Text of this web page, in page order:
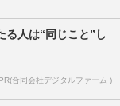
る人は“同じこと”し
PR(合同会社デジタルファーム )